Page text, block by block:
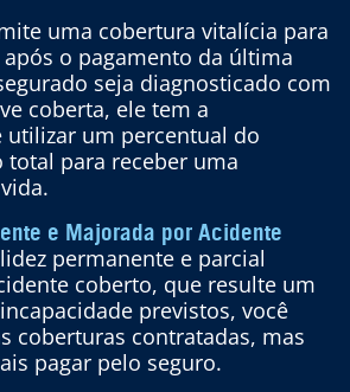
uma cobertura vitalícia para
após o pagamento da última
seja diagnosticado com
coberta, ele tem a
utilizar um percentual do
total para receber uma
e Majorada por Acidente
permanente e parcial
coberto, que resulte um
previstos, você
coberturas contratadas, mas
pagar pelo seguro.